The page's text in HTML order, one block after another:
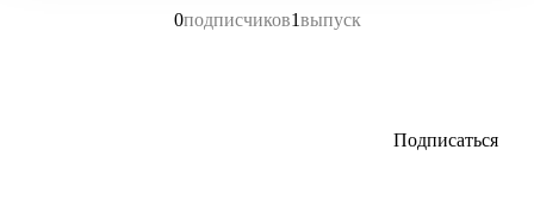
0подписчиков1выпуск
Подписаться